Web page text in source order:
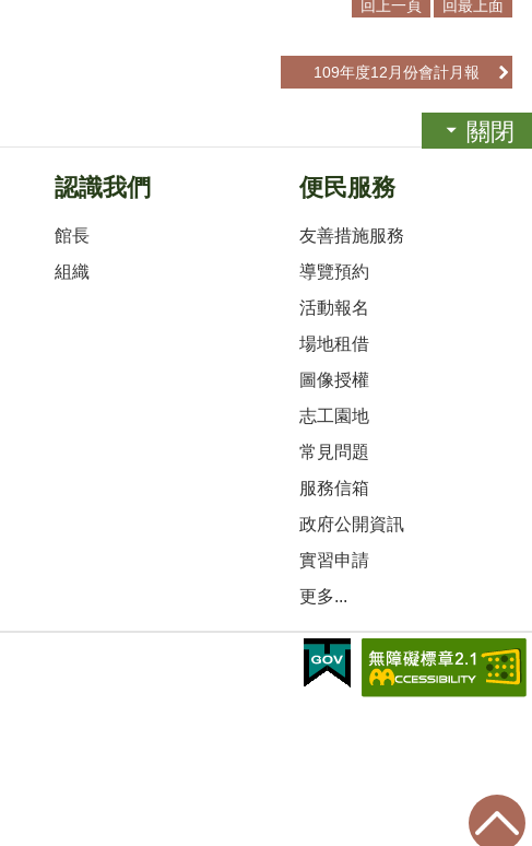
回上一頁 回最上面
109年度12月份會計月報
關閉
認識我們
館長
組織
便民服務
友善措施服務
導覽預約
活動報名
場地租借
圖像授權
志工園地
常見問題
服務信箱
政府公開資訊
實習申請
更多...